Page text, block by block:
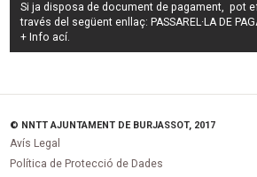
Si ja disposa de document de pagament, pot
través del següent enllaç: PASSAREL·LA DE
+ Info ací.
© NNTT AJUNTAMENT DE BURJASSOT, 2017
Avís Legal
Política de Protecció de Dades